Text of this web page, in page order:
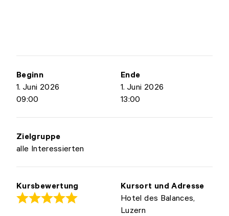
Beginn
1. Juni 2026
09:00
Ende
1. Juni 2026
13:00
Zielgruppe
alle Interessierten
Kursbewertung
Kursort und Adresse
Hotel des Balances,
Luzern